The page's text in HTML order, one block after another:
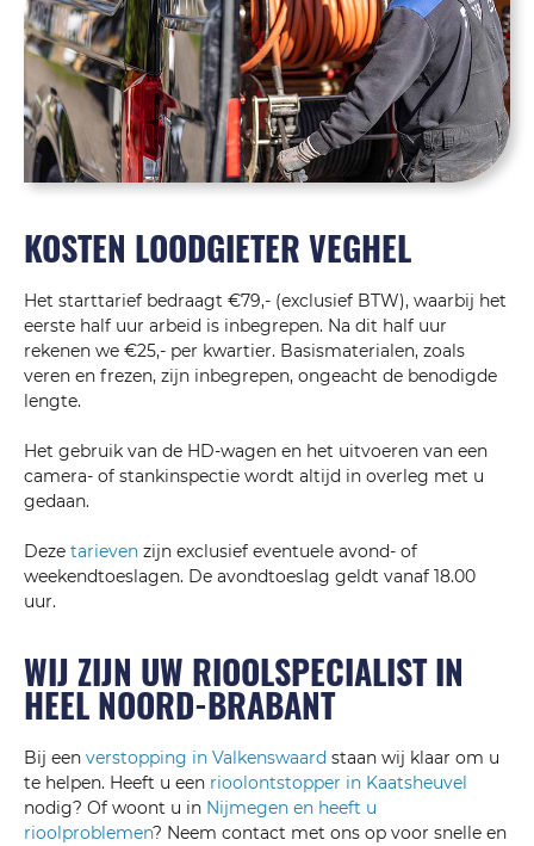
KOSTEN LOODGIETER VEGHEL
Het starttarief bedraagt €79,- (exclusief BTW), waarbij het
eerste half uur arbeid is inbegrepen. Na dit half uur
rekenen we €25,- per kwartier. Basismaterialen, zoals
veren en frezen, zijn inbegrepen, ongeacht de benodigde
lengte.
Het gebruik van de HD-wagen en het uitvoeren van een
camera- of stankinspectie wordt altijd in overleg met u
gedaan.
Deze tarieven zijn exclusief eventuele avond- of
weekendtoeslagen. De avondtoeslag geldt vanaf 18.00
uur.
WIJ ZIJN UW RIOOLSPECIALIST IN
HEEL NOORD-BRABANT
Bij een verstopping in Valkenswaard staan wij klaar om u
te helpen. Heeft u een rioolontstopper in Kaatsheuvel
nodig? Of woont u in Nijmegen en heeft u
rioolproblemen? Neem contact met ons op voor snelle en